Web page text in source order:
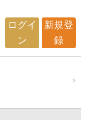
ログイ
ン
新規登
録